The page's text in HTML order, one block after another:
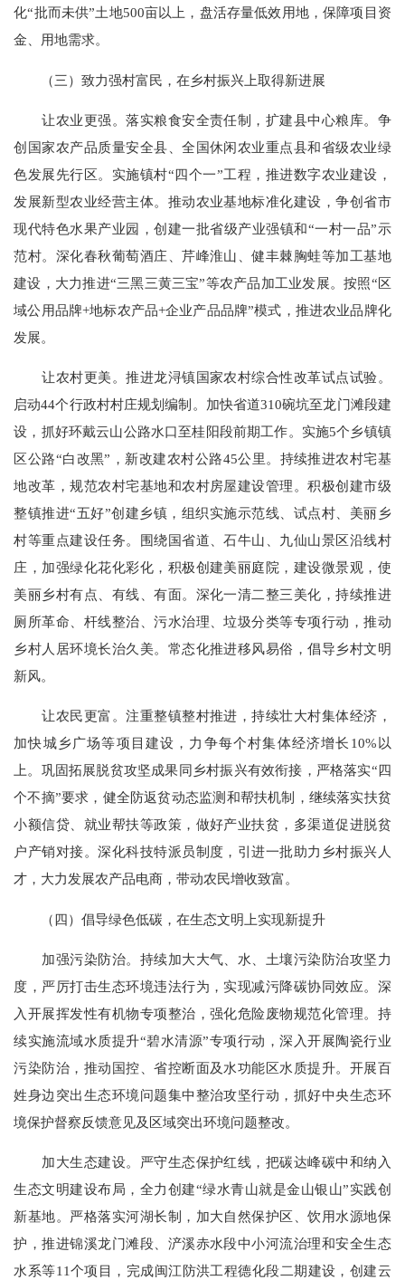
化“批而未供”土地500亩以上，盘活存量低效用地，保障项目资
金、用地需求。
（三）致力强村富民，在乡村振兴上取得新进展
让农业更强。落实粮食安全责任制，扩建县中心粮库。争
创国家农产品质量安全县、全国休闲农业重点县和省级农业绿
色发展先行区。实施镇村“四个一”工程，推进数字农业建设，
发展新型农业经营主体。推动农业基地标准化建设，争创省市
现代特色水果产业园，创建一批省级产业强镇和“一村一品”示
范村。深化春秋葡萄酒庄、芹峰淮山、健丰棘胸蛙等加工基地
建设，大力推进“三黑三黄三宝”等农产品加工业发展。按照“区
域公用品牌+地标农产品+企业产品品牌”模式，推进农业品牌化
发展。
让农村更美。推进龙浔镇国家农村综合性改革试点试验。
启动44个行政村村庄规划编制。加快省道310碗坑至龙门滩段建
设，抓好环戴云山公路水口至桂阳段前期工作。实施5个乡镇镇
区公路“白改黑”，新改建农村公路45公里。持续推进农村宅基
地改革，规范农村宅基地和农村房屋建设管理。积极创建市级
整镇推进“五好”创建乡镇，组织实施示范线、试点村、美丽乡
村等重点建设任务。围绕国省道、石牛山、九仙山景区沿线村
庄，加强绿化花化彩化，积极创建美丽庭院，建设微景观，使
美丽乡村有点、有线、有面。深化一清二整三美化，持续推进
厕所革命、杆线整治、污水治理、垃圾分类等专项行动，推动
乡村人居环境长治久美。常态化推进移风易俗，倡导乡村文明
新风。
让农民更富。注重整镇整村推进，持续壮大村集体经济，
加快城乡广场等项目建设，力争每个村集体经济增长10%以
上。巩固拓展脱贫攻坚成果同乡村振兴有效衔接，严格落实“四
个不摘”要求，健全防返贫动态监测和帮扶机制，继续落实扶贫
小额信贷、就业帮扶等政策，做好产业扶贫，多渠道促进脱贫
户产销对接。深化科技特派员制度，引进一批助力乡村振兴人
才，大力发展农产品电商，带动农民增收致富。
（四）倡导绿色低碳，在生态文明上实现新提升
加强污染防治。持续加大大气、水、土壤污染防治攻坚力
度，严厉打击生态环境违法行为，实现减污降碳协同效应。深
入开展挥发性有机物专项整治，强化危险废物规范化管理。持
续实施流域水质提升“碧水清源”专项行动，深入开展陶瓷行业
污染防治，推动国控、省控断面及水功能区水质提升。开展百
姓身边突出生态环境问题集中整治攻坚行动，抓好中央生态环
境保护督察反馈意见及区域突出环境问题整改。
加大生态建设。严守生态保护红线，把碳达峰碳中和纳入
生态文明建设布局，全力创建“绿水青山就是金山银山”实践创
新基地。严格落实河湖长制，加大自然保护区、饮用水源地保
护，推进锦溪龙门滩段、浐溪赤水段中小河流治理和安全生态
水系等11个项目，完成闽江防洪工程德化段二期建设，创建云